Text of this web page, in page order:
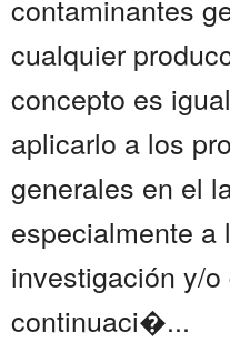
contaminantes
cualquier
concepto es
aplicarlo a los
generales en el
especialmente a
investigación y/
continuaci�...